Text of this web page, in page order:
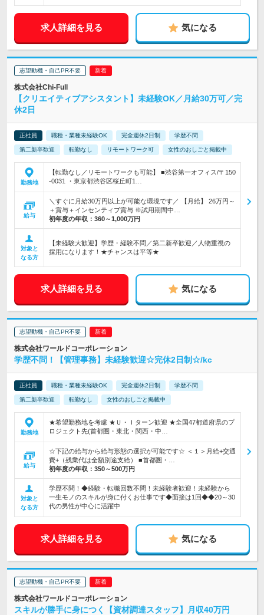
求人詳細を見る 気になる
志望動機・自己PR不要
株式会社Chi-Full
【クリエイティブアシスタント】未経験OK／月給30万可／完
休2日
正社員 職種・業種未経験OK 完全週休2日制 学歴不問
第二新卒歓迎 転勤なし リモートワーク可 女性のおしごと掲載中
勤務地
【転勤なし／リモートワークも可能】 ■渋谷第一オフィス/〒150
-0031 ・東京都渋谷区桜丘町1…
給与
＼すぐに月給30万円以上が可能な環境です／ 【月給】 26万円～
＋賞与＋インセンティブ賞与 ※試用期間中…
初年度の年収： 360～1,000万円
対象と
なる方
【未経験大歓迎】学歴・経験不問／第二新卒歓迎／人物重視の
採用になります！★チャンスは平等★
求人詳細を見る 気になる
志望動機・自己PR不要
株式会社ワールドコーポレーション
学歴不問！【管理事務】未経験歓迎☆完休2日制☆/kc
正社員 職種・業種未経験OK 完全週休2日制 学歴不問
第二新卒歓迎 転勤なし 女性のおしごと掲載中
勤務地
★希望勤務地を考慮 ★Ｕ・Ｉターン歓迎 ★全国47都道府県のプ
ロジェクト先(首都圏・東北・関西・中…
給与
☆下記の給与から給与形態の選択が可能です☆ ＜１＞月給+交通
費+（残業代は全額別途支給） ■首都圏・…
初年度の年収： 350～500万円
対象と
なる方
学歴不問！◆経験・転職回数不問！未経験者歓迎！未経験から
一生モノのスキルが身に付くお仕事です◆面接は1回◆◆20～30
代の男性が中心に活躍中
求人詳細を見る 気になる
志望動機・自己PR不要
株式会社ワールドコーポレーション
スキルが勝手に身につく【資材調達スタッフ】月収40万円